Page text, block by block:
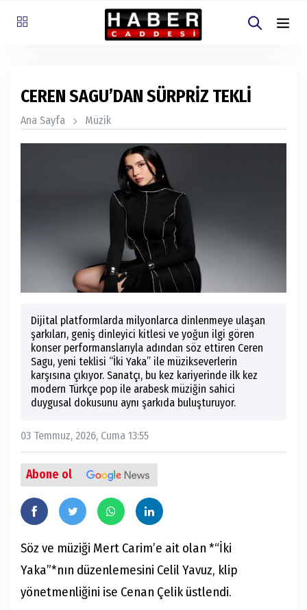
CEREN SAGU’DAN SÜRPRİZ TEKLİ
Ana Sayfa Müzik
Dijital platformlarda milyonlarca dinlenmeye ulaşan
şarkıları, geniş dinleyici kitlesi ve yoğun ilgi gören
konser performanslarıyla adından söz ettiren Ceren
Sagu, yeni teklisi “İki Yaka” ile müzikseverlerin
karşısına çıkıyor. Sanatçı, bu kez kariyerinde ilk kez
modern Türkçe pop ile arabesk müziğin sahici
duygusal dokusunu aynı şarkıda buluşturuyor.
03 Temmuz, 2026, Cuma 13:55
Abone ol
Söz ve müziği Mert Carim’e ait olan *“İki
Yaka”*nın düzenlemesini Celil Yavuz, klip
yönetmenliğini ise Cenan Çelik üstlendi.